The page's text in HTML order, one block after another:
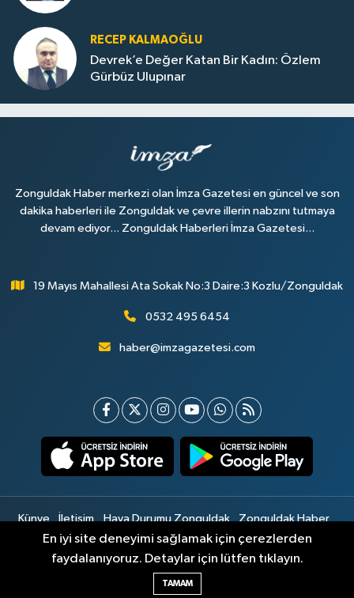
RECEP KALMAOĞLU
Devrek’e Değer Katan Bir Kadın: Özlem
Gürbüz Ulupınar
Zonguldak Haber merkezi olan İmza Gazetesi en güncel ve son
dakika haberleri ile Zonguldak ve çevre illerin nabzını tutmaya
devam ediyor... Zonguldak Haberleri İmza Gazetesi...
19 Mayıs Mahallesi Ata Sokak No:3 Daire:3 Kozlu/Zonguldak
0532 495 6454
haber@imzagazetesi.com
Künye İletişim Hava Durumu Zonguldak
Zonguldak Haber
Gizlilik Sözleşmesi
Hizmet Şartları Sitemap
Haber Yazılımı:
En iyi site deneyimi sağlamak için çerezlerden
faydalanıyoruz. Detaylar için lütfen tıklayın.
TAMAM